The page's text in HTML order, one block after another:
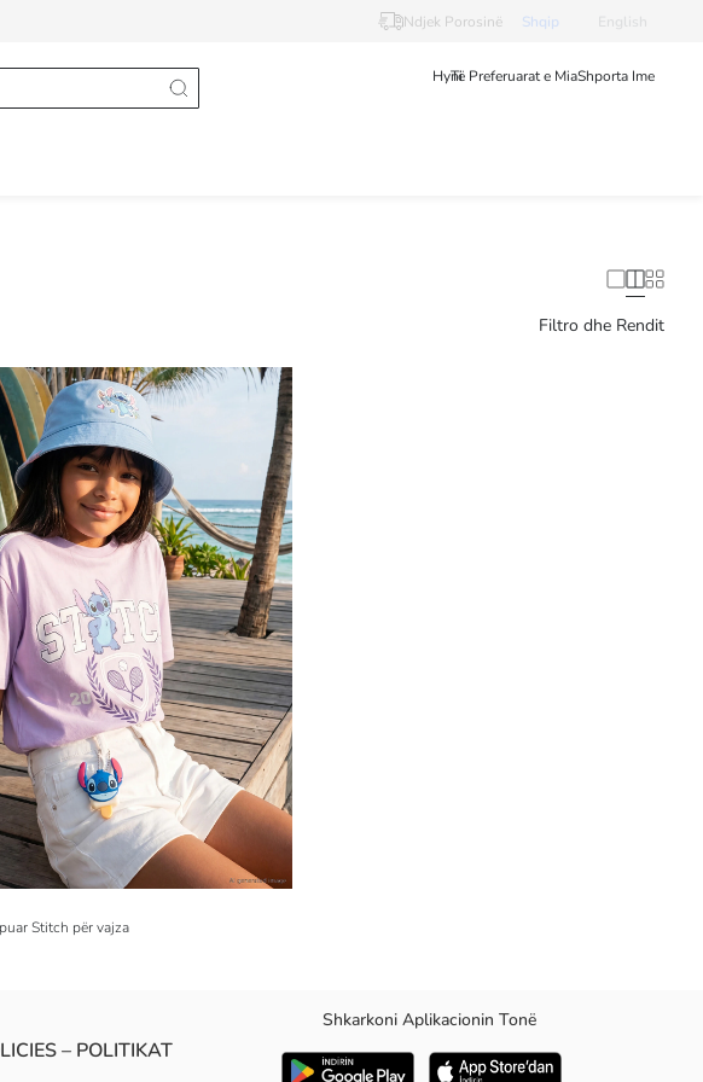
Ndjek Porosinë Shqip English
HyniTë Preferuarat e MiaShporta Ime
Filtro dhe Rendit
Stitch për vajza
– POLITIKAT
Shkarkoni Aplikacionin Tonë